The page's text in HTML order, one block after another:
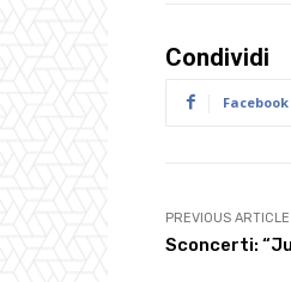
Condividi
Facebook
PREVIOUS ARTICLE
Sconcerti: